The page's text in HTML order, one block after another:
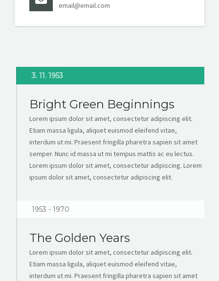
email@email.com
3. 11. 1953
Bright Green Beginnings
Lorem ipsum dolor sit amet, consectetur adipiscing elit.
Etiam massa ligula, aliquet euismod eleifend vitae,
interdum ut mi. Praesent fringilla pharetra sapien sit amet
semper. Nunc id massa ut mi tempus mattis ac eu lectus.
Lorem ipsum dolor sit amet, consectetur adipiscing. Lorem
ipsum dolor sit amet, consectetur adipiscing elit.
1953 - 1970
The Golden Years
Lorem ipsum dolor sit amet, consectetur adipiscing elit.
Etiam massa ligula, aliquet euismod eleifend vitae,
interdum ut mi. Praesent fringilla pharetra sapien sit amet